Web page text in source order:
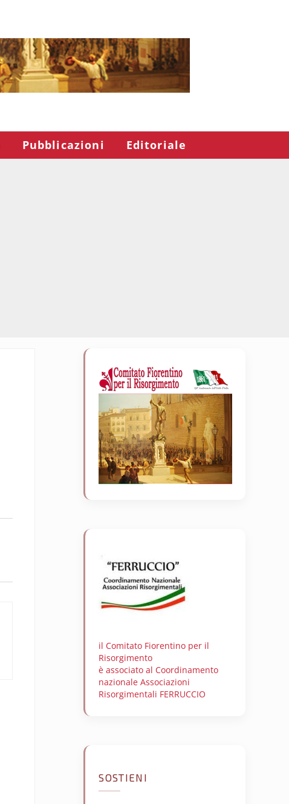
Pubblicazioni Editoriale
Sidebar
il Comitato Fiorentino per il
Risorgimento
è associato al Coordinamento
nazionale Associazioni
Risorgimentali FERRUCCIO
SOSTIENI